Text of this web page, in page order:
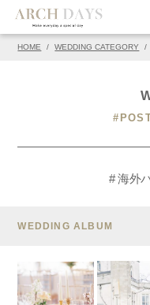
HOME / WEDDING CATEGORY /
# 海外
WEDDING ALBUM